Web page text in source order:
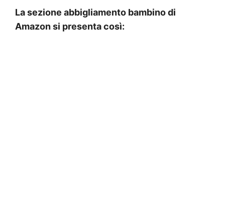
La sezione abbigliamento bambino di
Amazon si presenta così: